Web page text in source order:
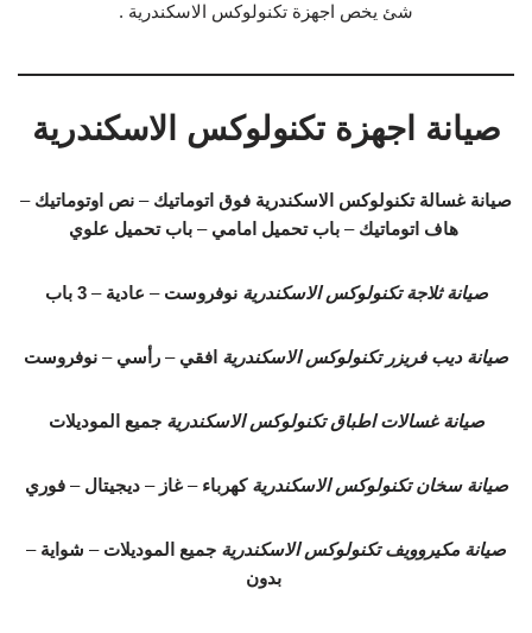
شئ يخص اجهزة تكنولوكس الاسكندرية .
صيانة اجهزة تكنولوكس الاسكندرية
صيانة غسالة تكنولوكس الاسكندرية فوق اتوماتيك – نص اوتوماتيك –
هاف اتوماتيك – باب تحميل امامي – باب تحميل علوي
صيانة ثلاجة تكنولوكس الاسكندرية نوفروست – عادية –3 باب
صيانة ديب فريزر تكنولوكس الاسكندرية افقي – رأسي – نوفروست
صيانة غسالات اطباق تكنولوكس الاسكندرية جميع الموديلات
صيانة سخان تكنولوكس الاسكندرية كهرباء –غاز –ديجيتال –فوري
صيانة مكيروويف تكنولوكس الاسكندرية جميع الموديلات – شواية –
بدون